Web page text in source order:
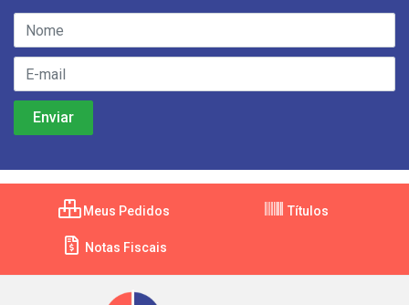
Meus Pedidos Títulos
Notas Fiscais